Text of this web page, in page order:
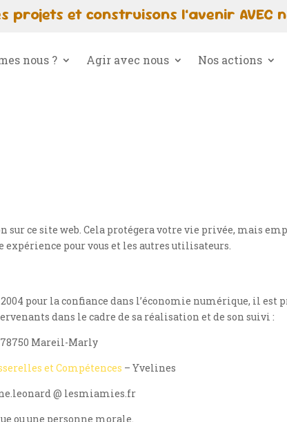
projets et construisons l’avenir AVEC
nous ? Agir avec nous Nos actions
sur ce site web. Cela protégera votre vie privée, mais
pour vous et les autres utilisateurs.
pour la confiance dans l’économie numérique, il
dans le cadre de sa réalisation et de son suivi :
78750 Mareil-Marly
et Compétences – Yvelines
@ lesmiamies.fr
ou une personne morale.